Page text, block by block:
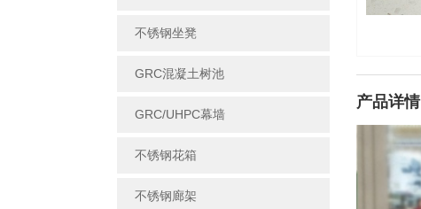
不锈钢坐凳
GRC混凝土树池
GRC/UHPC幕墙
不锈钢花箱
不锈钢廊架
产品详情